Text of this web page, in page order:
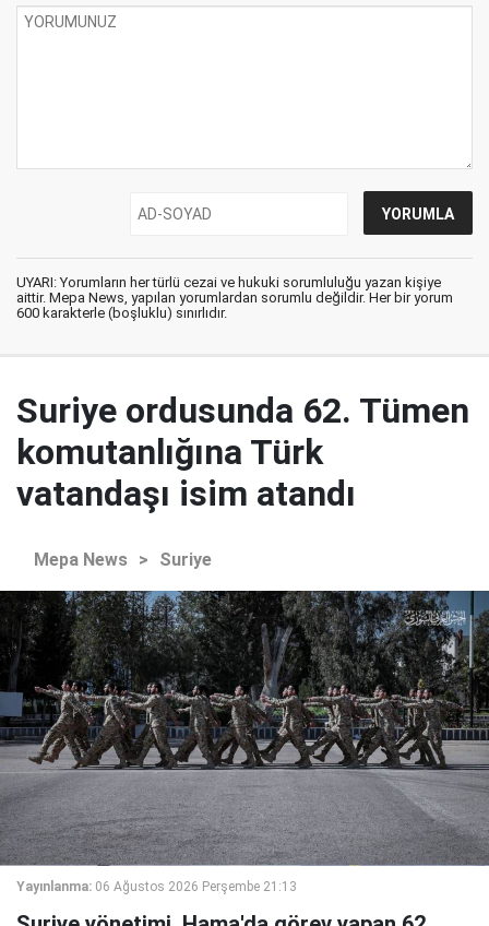
UYARI: Yorumların her türlü cezai ve hukuki sorumluluğu yazan kişiye
aittir. Mepa News, yapılan yorumlardan sorumlu değildir. Her bir yorum
600 karakterle (boşluklu) sınırlıdır.
Suriye ordusunda 62. Tümen
komutanlığına Türk
vatandaşı isim atandı
Mepa News > Suriye
Yayınlanma: 06 Ağustos 2026 Perşembe 21:13